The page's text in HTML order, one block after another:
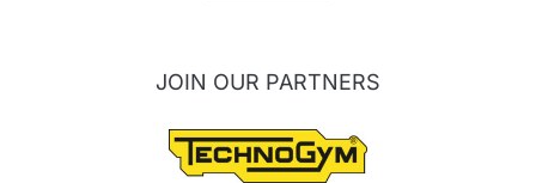
JOIN OUR PARTNERS